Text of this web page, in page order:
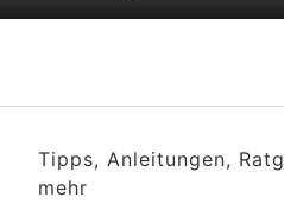
Tipps, Anleitungen,
mehr